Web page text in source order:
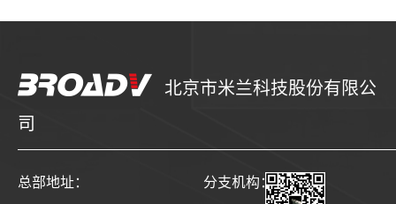
北京市米兰科技股份有限公
司
总部地址： 分支机构：